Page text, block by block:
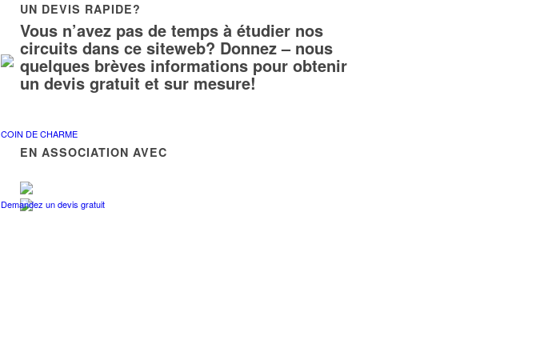
COIN DE CHARME
Demandez un devis gratuit
UN DEVIS RAPIDE?
Vous n’avez pas de temps à étudier nos
circuits dans ce siteweb? Donnez – nous
quelques brèves informations pour obtenir
un devis gratuit et sur mesure!
EN ASSOCIATION AVEC